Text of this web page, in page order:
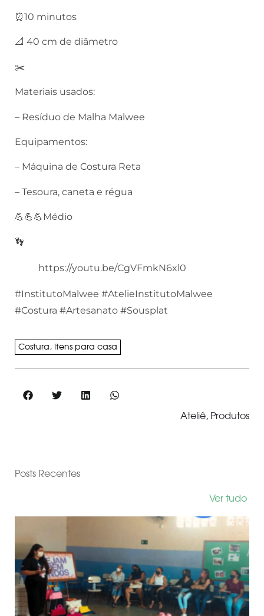
⏰10 minutos
📐 40 cm de diâmetro
✂️
Materiais usados:
– Resíduo de Malha Malwee
Equipamentos:
– Máquina de Costura Reta
– Tesoura, caneta e régua
💪💪💪Médio
👣
https://youtu.be/CgVFmkN6xl0
#InstitutoMalwee #AtelieInstitutoMalwee
#Costura #Artesanato #Sousplat
Costura, Itens para casa
Ateliê, Produtos
Posts Recentes
Ver tudo